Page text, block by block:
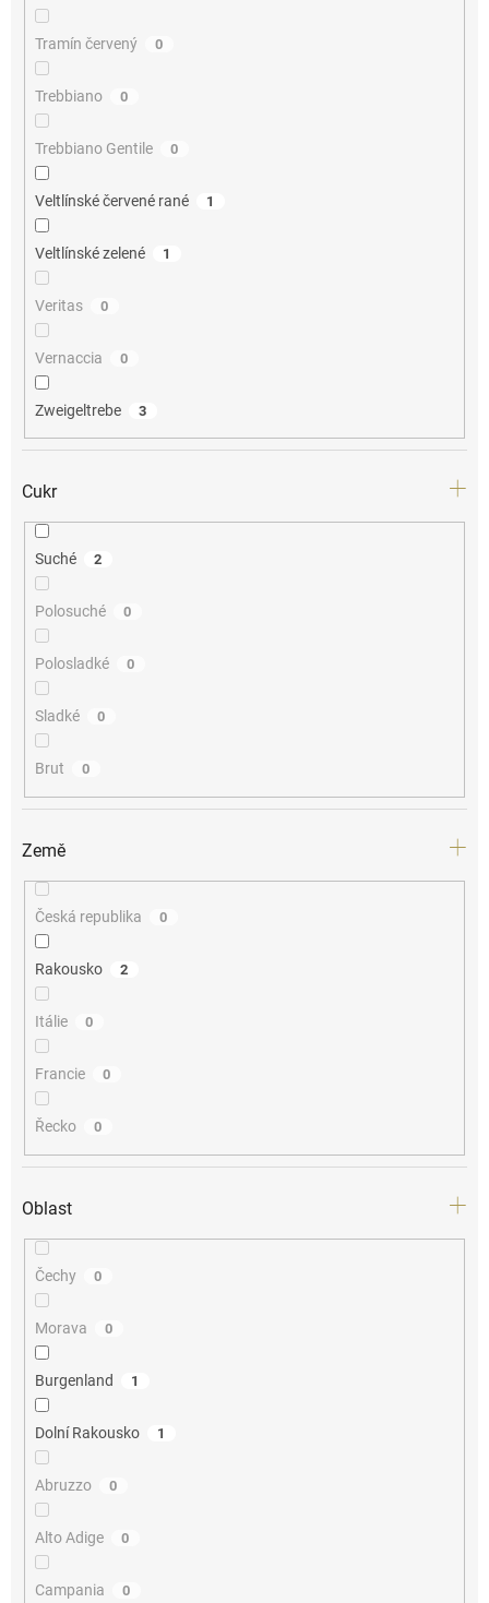
Tramín červený 0
Trebbiano 0
Trebbiano Gentile 0
Veltlínské červené rané 1
Veltlínské zelené 1
Veritas 0
Vernaccia 0
Zweigeltrebe 3
Cukr
Suché 2
Polosuché 0
Polosladké 0
Sladké 0
Brut 0
Země
Česká republika 0
Rakousko 2
Itálie 0
Francie 0
Řecko 0
Oblast
Čechy 0
Morava 0
Burgenland 1
Dolní Rakousko 1
Abruzzo 0
Alto Adige 0
Campania 0